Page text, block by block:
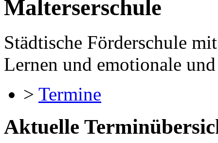
Malterserschule
Städtische Förderschule
Lernen und emotionale
> Termine
Aktuelle